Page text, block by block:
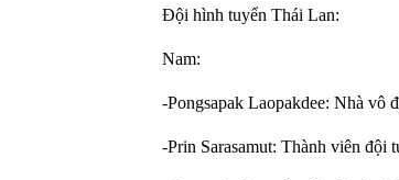
Đội hình tuyển Thái Lan:
Nam:
-Pongsapak Laopakdee: Nhà vô
-Prin Sarasamut: Thành viên đội